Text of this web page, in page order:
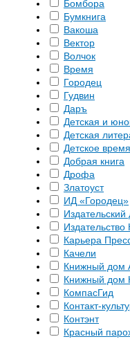
Бомбора
Бумкнига
Вакоша
Вектор
Волчок
Время
Городец
Гудвин
Даръ
Детская и
Детская
Детское время
Добрая книга
Дрофа
Златоуст
ИД «Городец»
Издательство
Карьера
Качели
Книжный дом
Книжный дом
КомпасГид
Контакт-
Контэнт
Красный